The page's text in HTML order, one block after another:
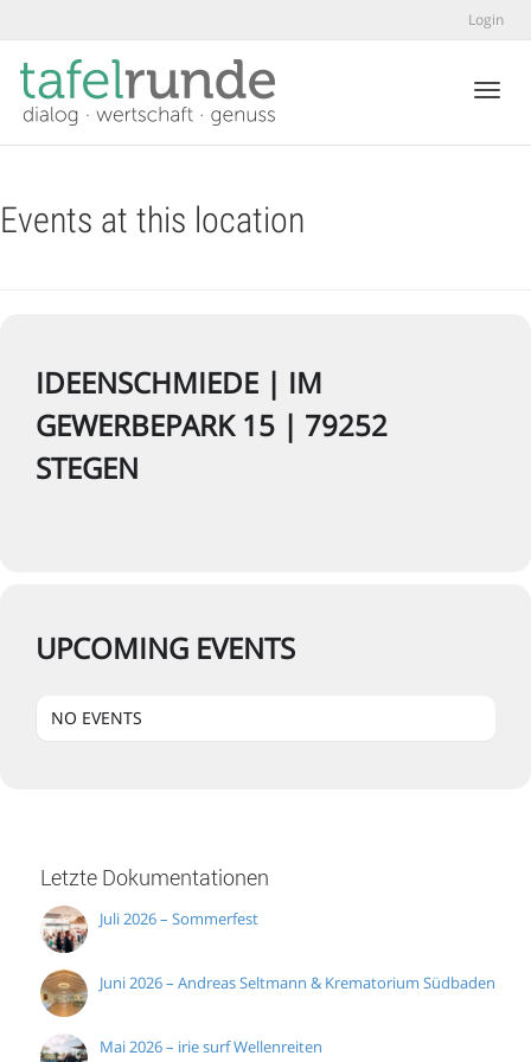
Login
Events at this location
IDEENSCHMIEDE | IM
GEWERBEPARK 15 | 79252
STEGEN
UPCOMING EVENTS
NO EVENTS
Letzte Dokumentationen
Juli 2026 – Sommerfest
Juni 2026 – Andreas Seltmann & Krematorium Südbaden
Mai 2026 – irie surf Wellenreiten